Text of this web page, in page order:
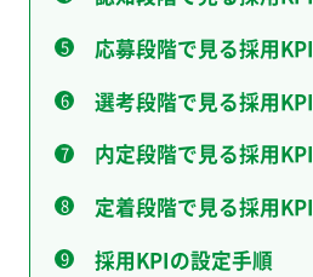
応募段階で見る採用KPI
選考段階で見る採用KPI
内定段階で見る採用KPI
定着段階で見る採用KPI
採用KPIの設定手順